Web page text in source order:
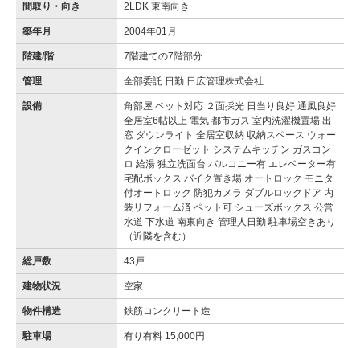
間取り・向き 2LDK 東南向き
築年月 2004年01月
階建/階 7階建ての7階部分
管理 全部委託 日勤 日広管理株式会社
設備
角部屋 ペット対応 ２面採光 日当り良好 通風良好
全居室6帖以上 電気 都市ガス 室内洗濯機置場 出
窓 ダウンライト 全居室収納 収納スペース ウォー
クインクローゼット システムキッチン ガスコン
ロ 給湯 独立洗面台 バルコニー有 エレベーター有
宅配ボックス バイク置き場 オートロック モニタ
付オートロック 防犯カメラ ダブルロックドア 内
装リフォーム済 ペット可 シューズボックス 公営
水道 下水道 南東向き 管理人日勤 駐車場空きあり
（近隣を含む）
総戸数 43戸
建物状況 空家
物件構造 鉄筋コンクリート造
駐車場 有り有料 15,000円